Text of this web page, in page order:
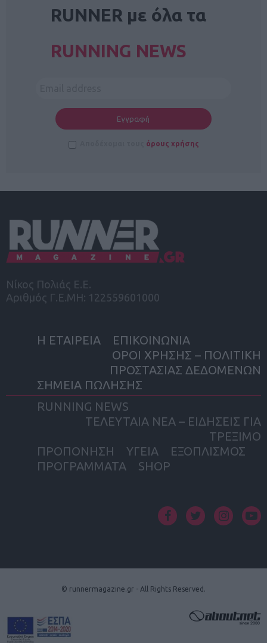
RUNNER με όλα τα
RUNNING NEWS
όρους χρήσης
Νίκος Πολιάς Ε.Ε.
Αριθμός Γ.Ε.ΜΗ: 122559601000
Η ΕΤΑΙΡΕΙΑ
ΕΠΙΚΟΙΝΩΝΙΑ
ΟΡΟΙ ΧΡΗΣΗΣ – ΠΟΛΙΤΙΚΗ
ΠΡΟΣΤΑΣΙΑΣ ΔΕΔΟΜΕΝΩΝ
ΣΗΜΕΙΑ ΠΩΛΗΣΗΣ
RUNNING NEWS
ΤΕΛΕΥΤΑΙΑ ΝΕΑ – ΕΙΔΗΣΕΙΣ ΓΙΑ
ΤΡΕΞΙΜΟ
ΠΡΟΠΟΝΗΣΗ
ΥΓΕΙΑ
ΕΞΟΠΛΙΣΜΟΣ
ΠΡΟΓΡΑΜΜΑΤΑ
SHOP
© runnermagazine.gr - All Rights Reserved.